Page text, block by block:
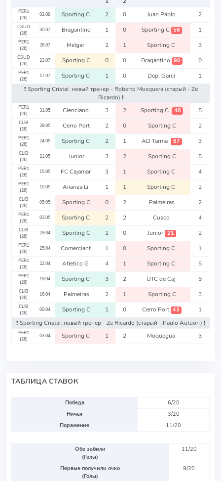
PER1
(26)
02.08 Sporting C 2 0 Juan Pablo 2
CSUD
(26)
30.07 Bragantino 1 0 Sporting C 56 1
PER1
(26)
26.07 Melgar 2 1 Sporting C 3
CSUD
(26)
23.07 Sporting C 0 0 Bragantino 90 0
PER1
(26)
17.07 Sporting C 1 0 Dep. Garci
1
❗️ Sporting Cristal: новый тренер - Roberto Mosquera (старый - Ze
Ricardo) ❗️
PER1
(26)
31.05 Cienciano 3 2 Sporting C 48 5
CLIB
(26)
28.05 Cerro Port 2 0 Sporting C 2
PER1
(26)
24.05 Sporting C 2 1 AD Tarma 87 3
CLIB
(26)
21.05 Junior 3 2 Sporting C 5
PER1
(26)
15.05 FC Cajamar 3 1 Sporting C 4
PER1
(26)
10.05 Alianza Li 1 1 Sporting C 2
CLIB
(26)
05.05 Sporting C 0 2 Palmeiras 2
PER1
(26)
03.05 Sporting C 2 2 Cusco 4
CLIB
(26)
29.04 Sporting C 2 0 Junior 21 2
PER1
(26)
25.04 Comerciant 1 0 Sporting C 1
PER1
(26)
22.04 Atletico G 4 1 Sporting C 5
PER1
(26)
19.04 Sporting C 3 2 UTC de Caj 5
CLIB
(26)
16.04 Palmeiras 2 1 Sporting C 3
CLIB
(26)
09.04 Sporting C 1 0 Cerro Port 43
1
❗️ Sporting Cristal: новый тренер - Ze Ricardo (старый - Paulo Autuori) ❗️
PER1
(26)
03.04 Sporting C 1 2 Moquegua 3
ТАБЛИЦА СТАВОК
Победа
6/20
Ничья
3/20
Поражение
11/20
Обе забили
(Голы)
11/20
Первые получили очко
(Голы)
9/20